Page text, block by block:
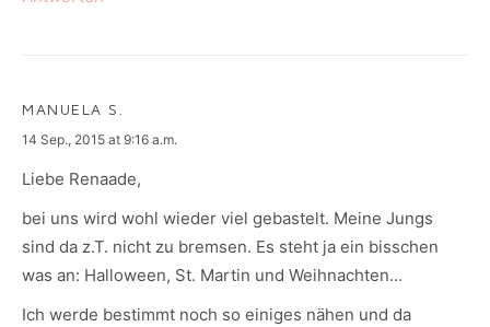
MANUELA S.
says:
14 Sep., 2015 at 9:16 a.m.
Liebe Renaade,
bei uns wird wohl wieder viel gebastelt. Meine Jungs
sind da z.T. nicht zu bremsen. Es steht ja ein bisschen
was an: Halloween, St. Martin und Weihnachten…
Ich werde bestimmt noch so einiges nähen und da